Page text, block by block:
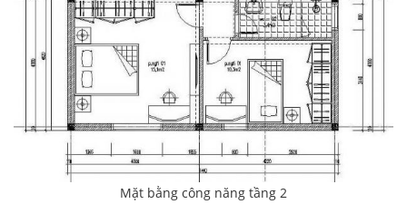
Mặt bằng công năng tầng 2